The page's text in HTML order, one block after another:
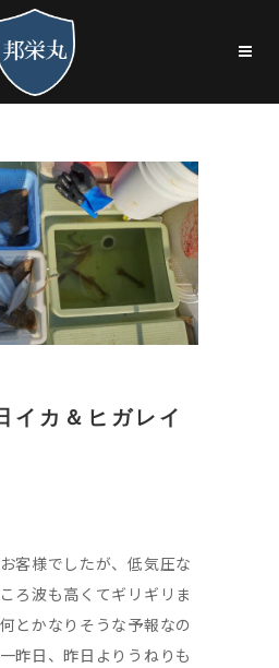
イカ＆ヒガレイ
客様でしたが、低気圧な
ろ波も高くてギリギリま
とかなりそうな予報なの
昨日、昨日よりうねりも